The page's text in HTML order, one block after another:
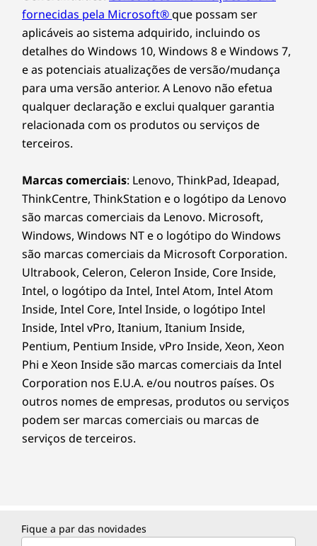
A partir de 1,5 kg
Versão em plástico
A partir de 1,55 kg
Caneta
Caneta digital Lenovo opcional
As especificações podem variar consoante a região/modelo.
SUSTENTABILIDADE
Certificações/registos
ENERGY STAR ®8.0
EPEAT™ Silver registado nos E.U.A.
As especificações podem variar consoante a região/modelo.
OUTRAS INFORMAÇÕES
Segurança
Tampa de privacidade
Software pré-carregado
Amazon Alexa
fornecidas pela Microsoft®que possam ser
aplicáveis ao sistema adquirido, incluindo os
detalhes do Windows 10, Windows 8 e Windows 7,
e as potenciais atualizações de versão/mudança
para uma versão anterior. A Lenovo não efetua
qualquer declaração e exclui qualquer garantia
relacionada com os produtos ou serviços de
terceiros.
Marcas comerciais: Lenovo, ThinkPad, Ideapad,
ThinkCentre, ThinkStation e o logótipo da Lenovo
são marcas comerciais da Lenovo. Microsoft,
Windows, Windows NT e o logótipo do Windows
são marcas comerciais da Microsoft Corporation.
Ultrabook, Celeron, Celeron Inside, Core Inside,
Intel, o logótipo da Intel, Intel Atom, Intel Atom
Inside, Intel Core, Intel Inside, o logótipo Intel
Inside, Intel vPro, Itanium, Itanium Inside,
Pentium, Pentium Inside, vPro Inside, Xeon, Xeon
Phi e Xeon Inside são marcas comerciais da Intel
Corporation nos E.U.A. e/ou noutros países. Os
outros nomes de empresas, produtos ou serviços
podem ser marcas comerciais ou marcas de
serviços de terceiros.
Fique a par das novidades